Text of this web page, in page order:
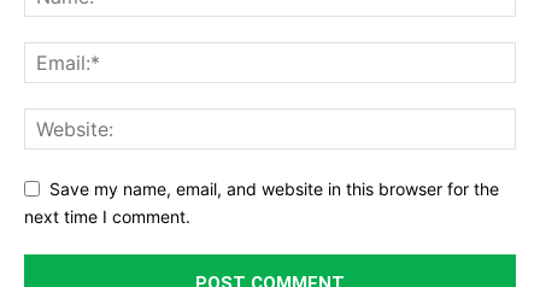
Save my name, email, and website in this browser for the
next time I comment.